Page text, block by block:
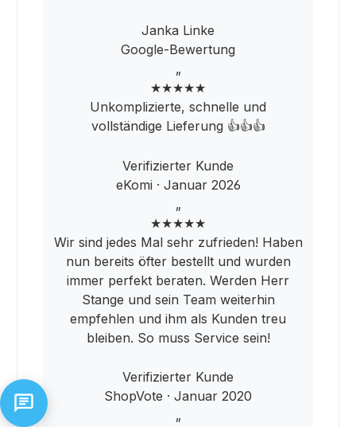
Janka Linke
Google-Bewertung
„
★★★★★
Unkomplizierte, schnelle und
vollständige Lieferung 👍👍👍
Verifizierter Kunde
eKomi · Januar 2026
„
★★★★★
Wir sind jedes Mal sehr zufrieden! Haben
nun bereits öfter bestellt und wurden
immer perfekt beraten. Werden Herr
Stange und sein Team weiterhin
empfehlen und ihm als Kunden treu
bleiben. So muss Service sein!
Verifizierter Kunde
ShopVote · Januar 2020
„